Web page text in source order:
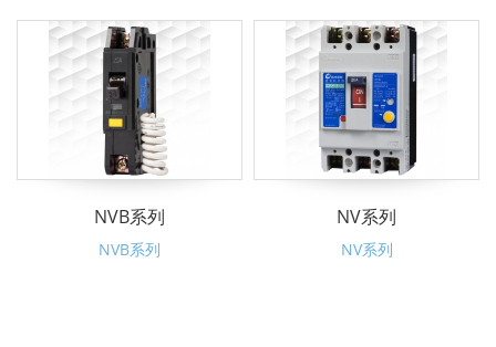
NVB系列
NVB系列
NV系列
NV系列